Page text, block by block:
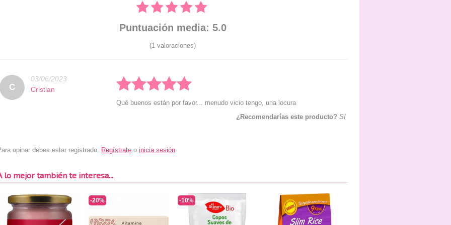
Puntuación media: 5.0
(1 valoraciones)
C
03/06/2023
Cristian
Qué buenos están por favor... menudo vicio tengo, una locura
¿Recomendarías este producto? Sí
opinar debes estar registrado. Regístrate o inicia sesión.
lo mejor también te interesa...
-20% -10%